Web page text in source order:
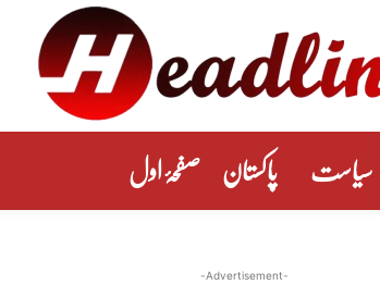
سیاست پاکستان صفحۂ اول
-Advertisement-